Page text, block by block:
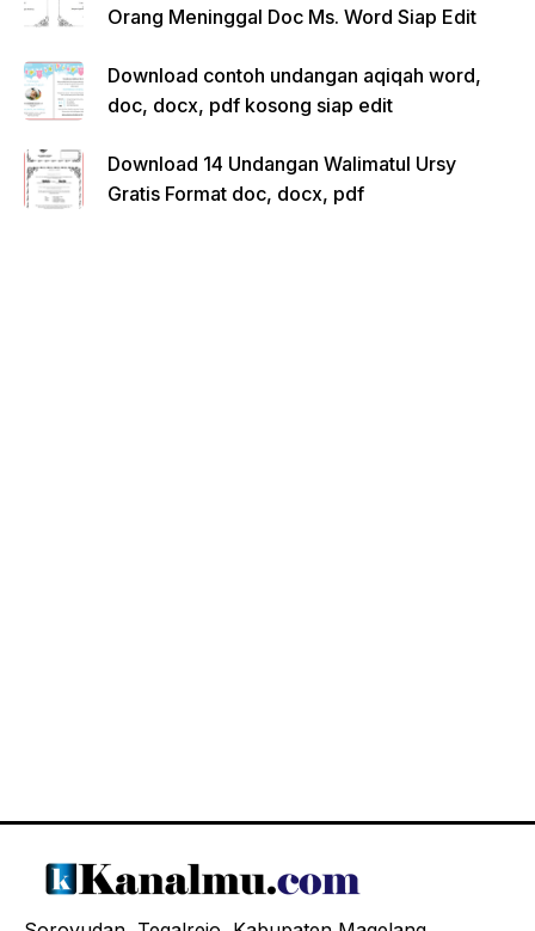
Orang Meninggal Doc Ms. Word Siap Edit
Download contoh undangan aqiqah word,
doc, docx, pdf kosong siap edit
Download 14 Undangan Walimatul Ursy
Gratis Format doc, docx, pdf